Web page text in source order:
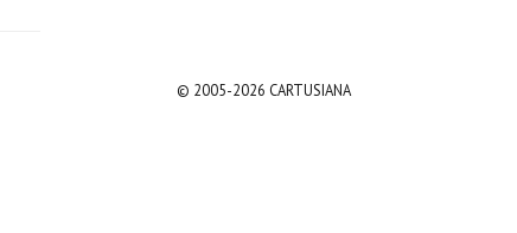
© 2005-2026 CARTUSIANA